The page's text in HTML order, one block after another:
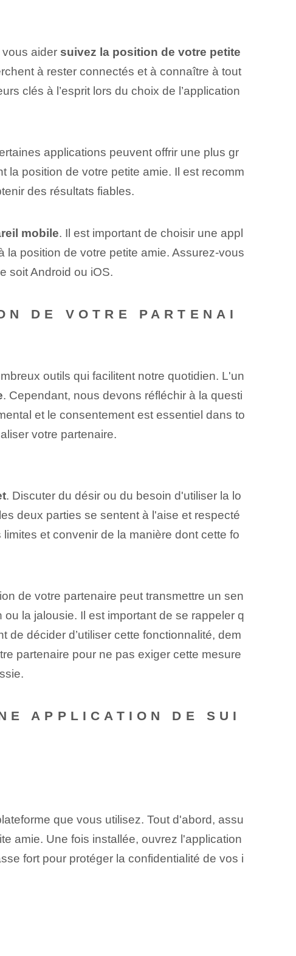
aider suivez la position de votre petite
à rester connectés et à connaître à tout
clés à l’esprit lors du choix de l’application
applications peuvent offrir une plus gr
position de votre petite amie. Il est ‌recomm
des ‌résultats⁤ fiables.
mobile. Il est important de choisir une appl
la position de votre petite amie. Assurez-vous
soit Android ou iOS.
DE VOTRE PARTENAI
outils qui facilitent notre quotidien. L'un
. Cependant, nous devons réfléchir à la questi
et le consentement est essentiel dans to
votre partenaire.
. Discuter du désir ou du besoin d'utiliser la lo
deux parties se sentent à l'aise et respecté
et convenir de la manière dont cette fo
de votre partenaire peut transmettre un ⁤sen
la ⁢jalousie.⁣ Il est important de se rappeler q
décider d’utiliser cette fonctionnalité, dem
partenaire pour ne pas exiger cette mesure
APPLICATION DE SUI
que vous ⁣utilisez. Tout d'abord, assu
amie. Une fois installée, ouvrez l'application
fort pour protéger la confidentialité de vos i